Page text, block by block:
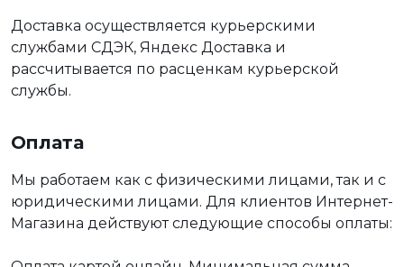
Доставка осуществляется курьерскими
службами СДЭК, Яндекс Доставка и
рассчитывается по расценкам курьерской
службы.
Оплата
Мы работаем как с физическими лицами, так и с
юридическими лицами. Для клиентов Интернет-
Магазина действуют следующие способы оплаты: